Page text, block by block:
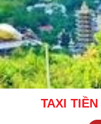
TAXI